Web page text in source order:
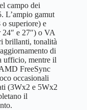
campo dei
L’ampio gamut
superiore) e
24″ e 27″) o VA
brillanti, tonalità
di
ufficio, mentre il
FreeSync
occasionali
(3Wx2 e 5Wx2
il